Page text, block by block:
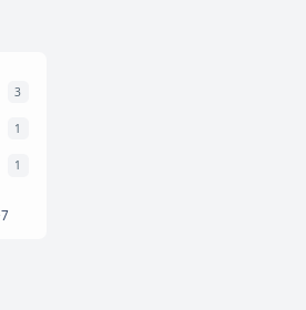
3
1
1
Gontor